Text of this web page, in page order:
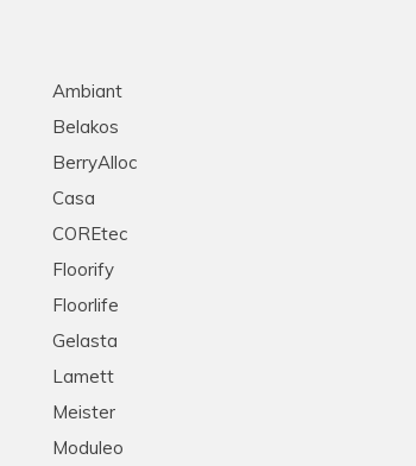
Ambiant
Belakos
BerryAlloc
Casa
COREtec
Floorify
Floorlife
Gelasta
Lamett
Meister
Moduleo